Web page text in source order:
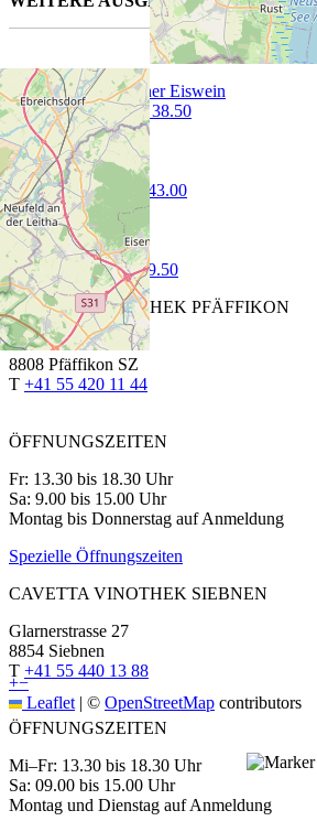
+−
Leaflet | © OpenStreetMap contributors
Grüner Veltliner Eiswein
37.5 cl | CHF 38.50
Vintage Port
75 cl | CHF 143.00
Meursault
75 cl | CHF 79.50
CAVETTA VINOTHEK PFÄFFIKON
Churerstrasse 64
8808 Pfäffikon SZ
T +41 55 420 11 44
ÖFFNUNGSZEITEN
Fr: 13.30 bis 18.30 Uhr
Sa: 9.00 bis 15.00 Uhr
Montag bis Donnerstag auf Anmeldung
Spezielle Öffnungszeiten
CAVETTA VINOTHEK SIEBNEN
Glarnerstrasse 27
8854 Siebnen
T +41 55 440 13 88
ÖFFNUNGSZEITEN
Mi–Fr: 13.30 bis 18.30 Uhr
Sa: 09.00 bis 15.00 Uhr
Montag und Dienstag auf Anmeldung